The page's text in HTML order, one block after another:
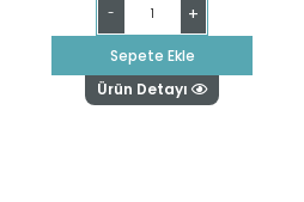
- +
Sepete Ekle
Ürün Detayı